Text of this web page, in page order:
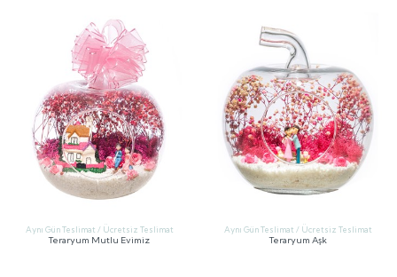
Aynı Gün Teslimat / Ücretsiz Teslimat
Teraryum Mutlu Evimiz
Aynı Gün Teslimat / Ücretsiz Teslimat
Teraryum Aşk